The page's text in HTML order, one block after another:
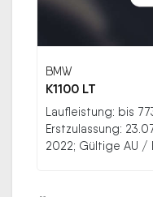
BMW
K1100 LT
Laufleistung: bis
Erstzulassung:
2022; Gültige AU /